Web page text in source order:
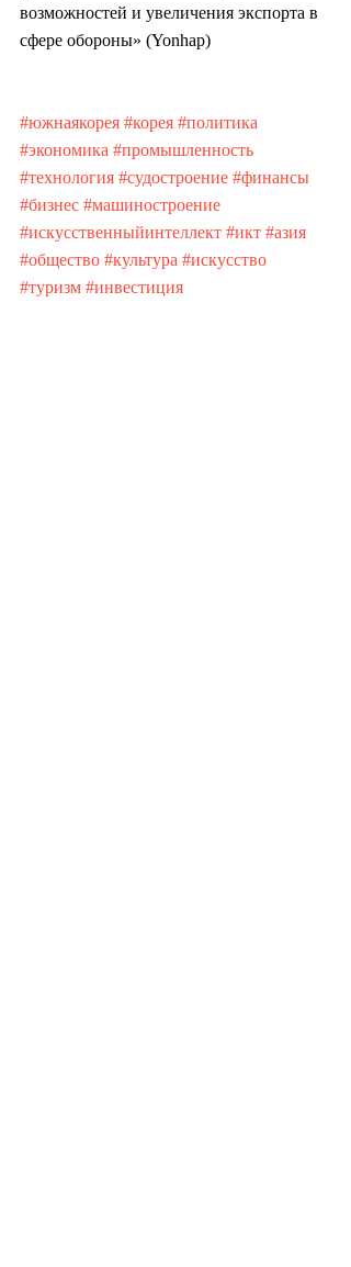
возможностей и увеличения экспорта в
сфере обороны» (Yonhap)
#южнаякорея #корея #политика
#экономика #промышленность
#технология #судостроение #финансы
#бизнес #машиностроение
#искусственныйинтеллект #икт #азия
#общество #культура #искусство
#туризм #инвестиция